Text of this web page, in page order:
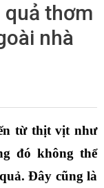
quả thơm
nhà
từ thịt vịt như
đó không thể
Đây cũng là